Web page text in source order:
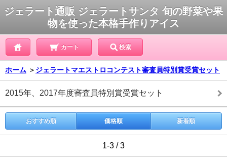
ジェラート通販 ジェラートサンタ 旬の野菜や果
物を使った本格手作りアイス
カート 検索
ホーム ＞ ジェラートマエストロコンテスト審査員特別賞受賞セット
2015年、2017年度審査員特別賞受賞セット
おすすめ順 価格順 新着順
1-3 / 3